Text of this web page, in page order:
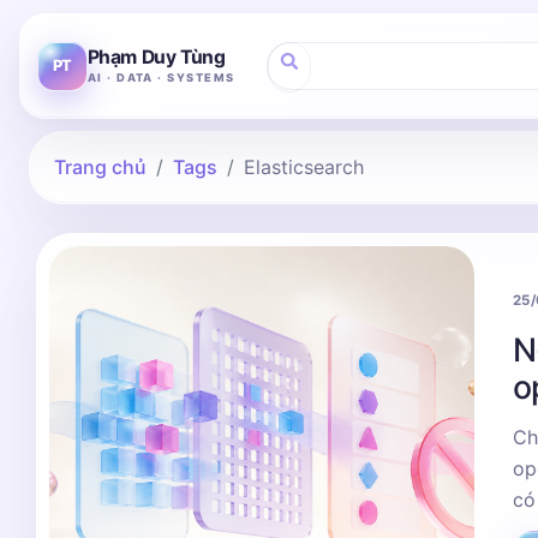
PT Phạm Duy Tùng
AI · DATA · SYSTEMS
Trang chủ Tags Elasticsearch